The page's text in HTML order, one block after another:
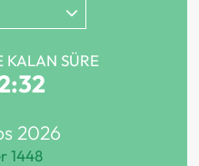
KALAN SÜRE
2026
1448